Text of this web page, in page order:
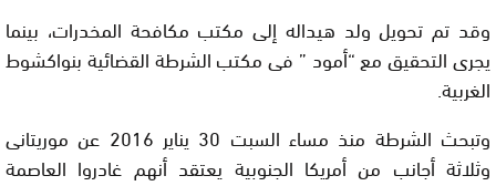
وقد تم تحويل ولد هيداله إلى مكتب مكافحة المخدرات، بينما
يجرى التحقيق مع “أمود ” فى مكتب الشرطة القضائية بنواكشوط
الغربية.
وتبحث الشرطة منذ مساء السبت 30 يناير 2016 عن موريتانى
وثلاثة أجانب من أمريكا الجنوبية يعتقد أنهم غادروا العاصمة